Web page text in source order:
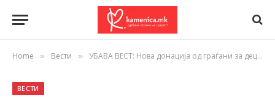
Home » Вести » УБАВА ВЕСТ: Нова донација од граѓани за децата во градинката „Бамби“ во Македонска Каменица
ВЕСТИ